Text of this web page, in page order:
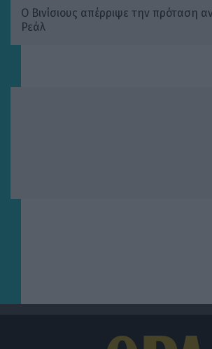
O Βινίσιους απέρριψε την πρόταση
Ρεάλ